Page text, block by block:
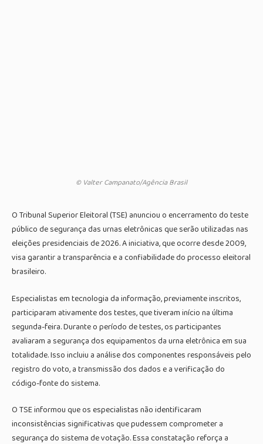
© Valter Campanato/Agência Brasil
O Tribunal Superior Eleitoral (TSE) anunciou o encerramento do teste
público de segurança das urnas eletrônicas que serão utilizadas nas
eleições presidenciais de 2026. A iniciativa, que ocorre desde 2009,
visa garantir a transparência e a confiabilidade do processo eleitoral
brasileiro.
Especialistas em tecnologia da informação, previamente inscritos,
participaram ativamente dos testes, que tiveram início na última
segunda-feira. Durante o período de testes, os participantes
avaliaram a segurança dos equipamentos da urna eletrônica em sua
totalidade. Isso incluiu a análise dos componentes responsáveis pelo
registro do voto, a transmissão dos dados e a verificação do
código-fonte do sistema.
O TSE informou que os especialistas não identificaram
inconsistências significativas que pudessem comprometer a
segurança do sistema de votação. Essa constatação reforça a